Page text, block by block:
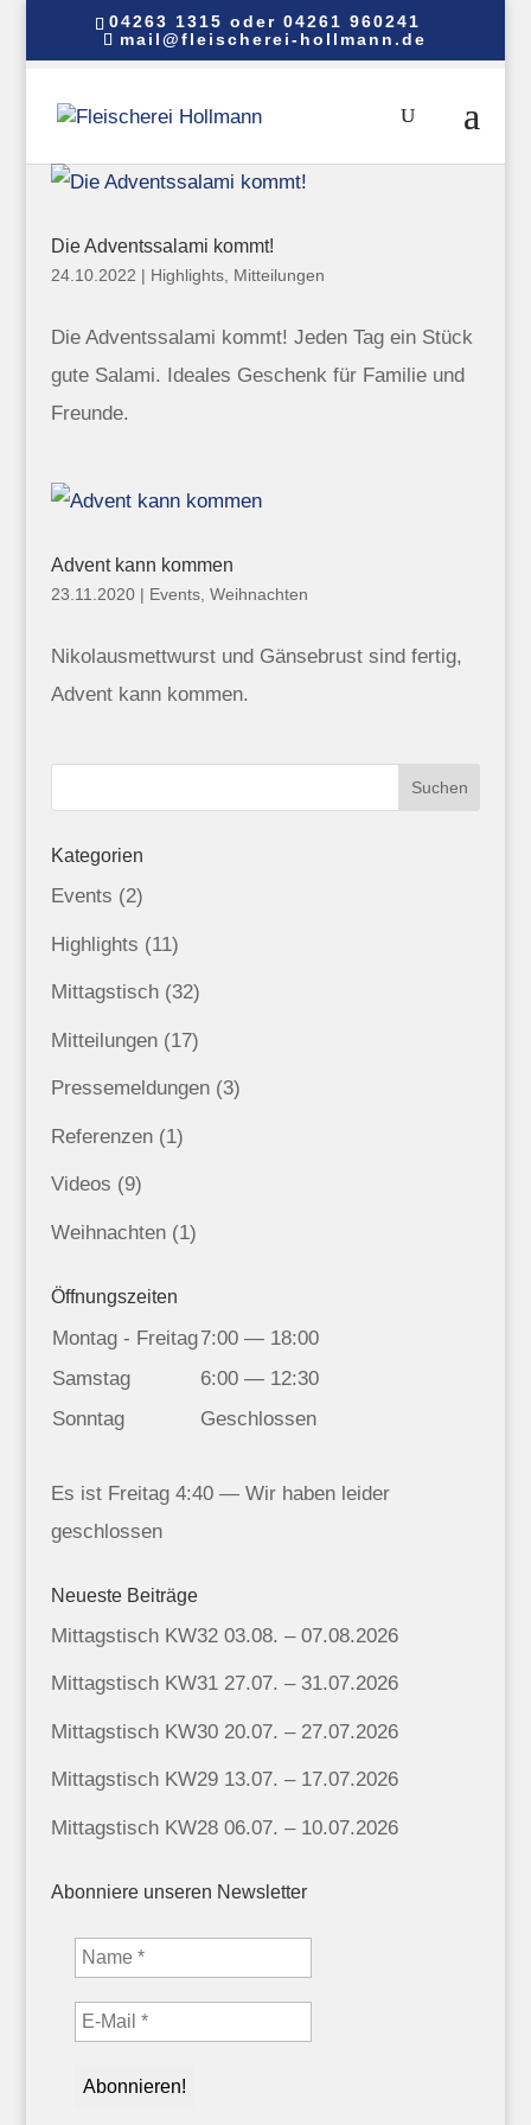
04263 1315 oder 04261 960241
mail@fleischerei-hollmann.de
Die Adventssalami kommt!
24.10.2022 | Highlights, Mitteilungen
Die Adventssalami kommt! Jeden Tag ein Stück
gute Salami. Ideales Geschenk für Familie und
Freunde.
Advent kann kommen
23.11.2020| Events, Weihnachten
Nikolausmettwurst und Gänsebrust sind fertig,
Advent kann kommen.
Kategorien
Events (2)
Highlights (11)
Mittagstisch(32)
Mitteilungen(17)
Pressemeldungen(3)
Referenzen(1)
Videos (9)
Weihnachten(1)
Öffnungszeiten
Montag - Freitag7:00 — 18:00
Samstag
6:00 — 12:30
Sonntag
Geschlossen
Es istFreitag4:40— Wir haben leider
geschlossen
Neueste Beiträge
Mittagstisch KW32 03.08. – 07.08.2026
Mittagstisch KW31 27.07. – 31.07.2026
Mittagstisch KW30 20.07. – 27.07.2026
Mittagstisch KW29 13.07. – 17.07.2026
Mittagstisch KW28 06.07. – 10.07.2026
Abonniere unseren Newsletter